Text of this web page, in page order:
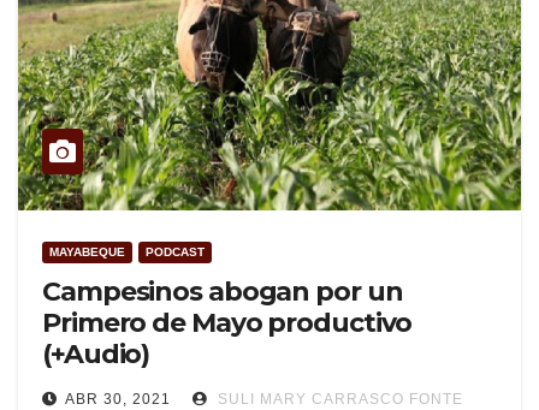
MAYABEQUE PODCAST
Campesinos abogan por un
Primero de Mayo productivo
(+Audio)
ABR 30, 2021 SULI MARY CARRASCO FONTE